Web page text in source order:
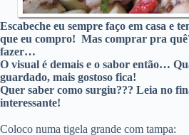
Escabeche eu sempre faço em casa e
que eu compro! Mas comprar pra
fazer…
O visual é demais e o sabor então…
guardado, mais gostoso fica!
Quer saber como surgiu??? Leia no
interessante!
Coloco numa tigela grande com tampa: